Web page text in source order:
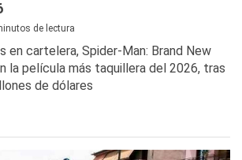
de lectura
en cartelera, Spider-Man: Brand New
la película más taquillera del 2026, tras
de dólares